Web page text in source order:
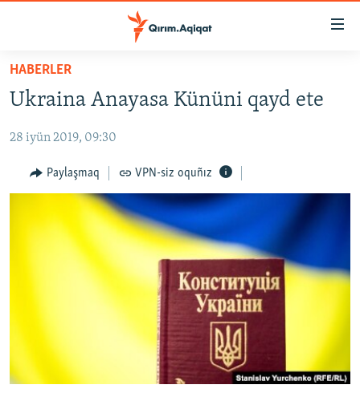
Esas
qaytmaq
navigatsiyağa
qaytmaq
Qıdıruvğa
HABERLER
İQTİSADİYAT
CEMİYET
MEDENİYET
İNSAN AQLARI
Русский
HABERLER
Ukraina Anayasa Kününi qayd ete
28 iyün 2019, 09:30
Paylaşmaq VPN-siz oquñız